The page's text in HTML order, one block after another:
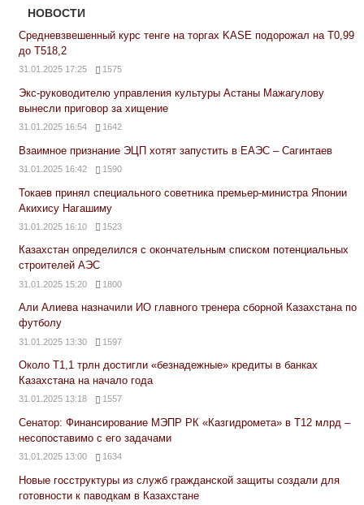
Posts
НОВОСТИ
Средневзвешенный курс тенге на торгах KASE подорожал на Т0,99
до Т518,2
31.01.2025 17:25 1575
Экс-руководителю управления культуры Астаны Мажагулову
вынесли приговор за хищение
31.01.2025 16:54 1642
Взаимное признание ЭЦП хотят запустить в ЕАЭС – Сагинтаев
31.01.2025 16:42 1590
Токаев принял специального советника премьер-министра Японии
Акихису Нагашиму
31.01.2025 16:10 1523
Казахстан определился с окончательным списком потенциальных
строителей АЭС
31.01.2025 15:20 1800
Али Алиева назначили ИО главного тренера сборной Казахстана по
футболу
31.01.2025 13:30 1597
Около Т1,1 трлн достигли «безнадежные» кредиты в банках
Казахстана на начало года
31.01.2025 13:18 1557
Сенатор: Финансирование МЭПР РК «Казгидромета» в Т12 млрд –
несопоставимо с его задачами
31.01.2025 13:00 1634
Новые госструктуры из служб гражданской защиты создали для
готовности к паводкам в Казахстане